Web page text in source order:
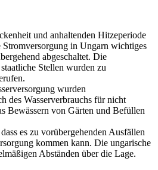
und anhaltenden Hitzeperiode
in Ungarn wichtiges
abgeschaltet. Die
Stellen wurden zu
wurden
des Wasserverbrauchs für nicht
Bewässern von Gärten und Befüllen
es zu vorübergehenden Ausfällen
kommen kann. Die ungarische
Abständen über die Lage.